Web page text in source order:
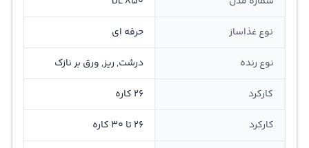
نوع غذاساز حرفه ای
نوع رنده درشت, ریز, ورق بر نازک
کارکرد 26 کاره
کارکرد 26 تا 30 کاره